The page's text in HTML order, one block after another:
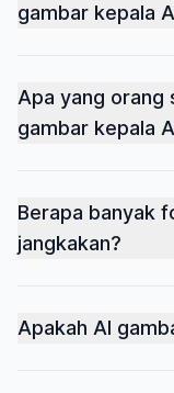
gambar kepala
Apa yang orang
gambar kepala
Berapa banyak
jangkakan?
Apakah AI